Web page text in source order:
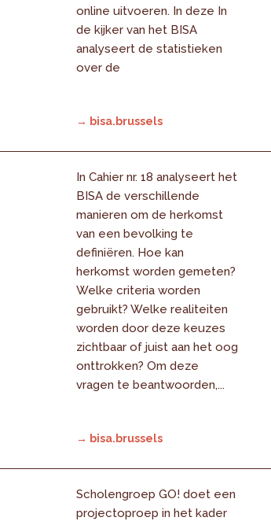
online uitvoeren. In deze In
de kijker van het BISA
analyseert de statistieken
over de
→ bisa.brussels
In Cahier nr. 18 analyseert het
BISA de verschillende
manieren om de herkomst
van een bevolking te
definiëren. Hoe kan
herkomst worden gemeten?
Welke criteria worden
gebruikt? Welke realiteiten
worden door deze keuzes
zichtbaar of juist aan het oog
onttrokken? Om deze
vragen te beantwoorden,...
→ bisa.brussels
Scholengroep GO! doet een
projectoproep in het kader